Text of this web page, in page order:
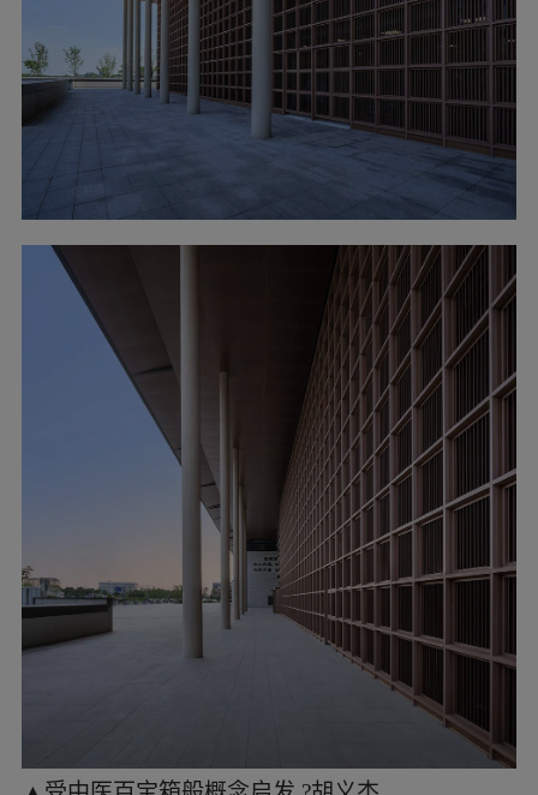
十字医疗街的设计，便是解决医技、住院部、门
诊、急诊等复杂功能关系的有效模式。这条医疗
街不仅是病患就诊的主要路径，更是设计中反复
推敲与优化的关键所在。其尺度适中，分诊便
捷，明亮而温馨的环境设计，让患者在就诊过程
中感受到充分的舒适与便利。